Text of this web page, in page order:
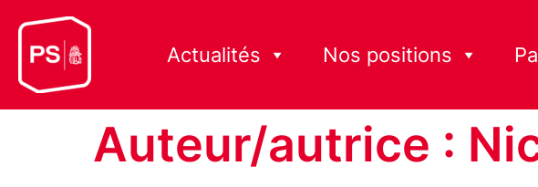
Actualités Nos positions
Auteur/autrice :